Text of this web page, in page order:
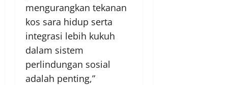
mengurangkan tekanan
kos sara hidup serta
integrasi lebih kukuh
dalam sistem
perlindungan sosial
adalah penting,”